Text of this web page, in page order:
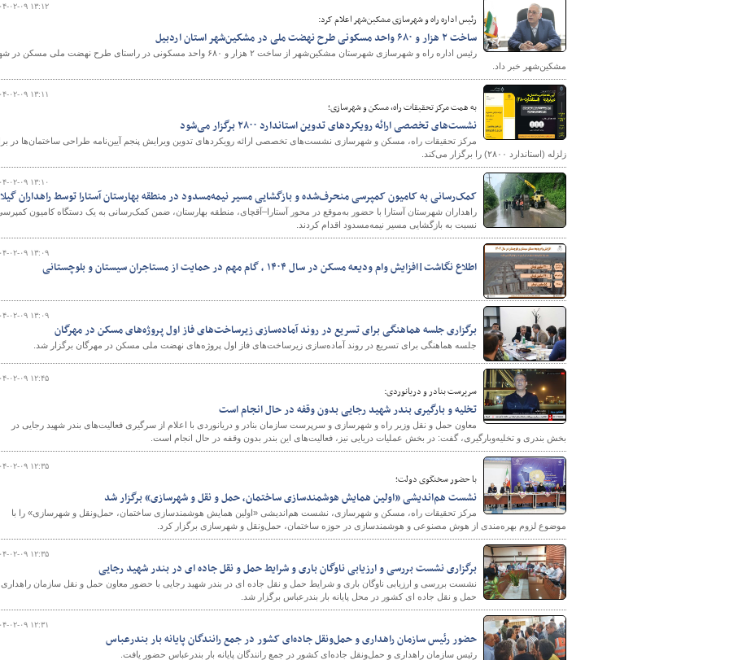
پایگاه خبری وزارت راه و
۱۴۰۴-۰۲-۰۹
رئیس اداره راه و شهرسازی مشکین‌شهر اعلام کرد:
ساخت ۲ هزار و ۶۸۰ واحد مسکونی طرح نهضت ملی در مشکین‌شهر استان اردبیل
رئیس اداره راه و شهرسازی شهرستان مشکین‌شهر از ساخت ۲ هزار و ۶۸۰ واحد مسکونی در راستای طرح نهضت ملی مسکن در
مشکین‌شهر خبر داد.
۱۴۰۴-۰۲-۰۹
به همت مرکز تحقیقات راه، مسکن و شهرسازی؛
نشست‌های تخصصی ارائه رویکردهای تدوین استاندارد ۲۸۰۰ برگزار می‌شود
مرکز تحقیقات راه، مسکن و شهرسازی نشست‌های تخصصی ارائه رویکردهای تدوین ویرایش پنجم آیین‌نامه طراحی ساختمان‌ها در
زلزله (استاندارد ۲۸۰۰) را برگزار می‌کند.
۱۴۰۴-۰۲-۰۹
کمک‌رسانی به کامیون کمپرسی منحرف‌شده و بازگشایی مسیر نیمه‌مسدود در منطقه بهارستان آستارا توسط راهداران
راهداران شهرستان آستارا با حضور به‌موقع در محور آستارا–آقچای، منطقه بهارستان، ضمن کمک‌رسانی به یک دستگاه کامیون
نسبت به بازگشایی مسیر نیمه‌مسدود اقدام کردند.
۱۴۰۴-۰۲-۰۹
اطلاع نگاشت|افزایش وام ودیعه مسکن در سال ۱۴۰۴ ، گام مهم در حمایت از مستاجران سیستان و بلوچستانی
۱۴۰۴-۰۲-۰۹
برگزاری جلسه هماهنگی برای تسریع در روند آماده‌سازی زیرساخت‌های فاز اول پروژه‌های مسکن در مهرگان
جلسه هماهنگی برای تسریع در روند آماده‌سازی زیرساخت‌های فاز اول پروژه‌های نهضت ملی مسکن در مهرگان برگزار شد.
۱۴۰۴-۰۲-۰۹
سرپرست بنادر و دریانوردی:
تخلیه و بارگیری بندر شهید رجایی بدون وقفه در حال انجام است
معاون حمل و نقل وزیر راه و شهرسازی و سرپرست سازمان بنادر و دریانوردی با اعلام از سرگیری فعالیت‌های بندر شهید رجایی در
بخش بندری و تخلیه‌وبارگیری، گفت: در بخش عملیات دریایی نیز، فعالیت‌های این بندر بدون وقفه در حال انجام است.
۱۴۰۴-۰۲-۰۹
با حضور سخنگوی دولت؛
نشست هم‌اندیشی «اولین همایش هوشمندسازی ساختمان، حمل و نقل و شهرسازی» برگزار شد
مرکز تحقیقات راه، مسکن و شهرسازی، نشست هم‌اندیشی «اولین همایش هوشمندسازی ساختمان، حمل‌ونقل و شهرسازی» را با
موضوع لزوم بهره‌مندی از هوش مصنوعی و هوشمندسازی در حوزه‌ ساختمان، حمل‌ونقل و شهرسازی برگزار کرد.
۱۴۰۴-۰۲-۰۹
برگزاری نشست بررسی و ارزیابی ناوگان باری و شرایط حمل و نقل جاده ای در بندر شهید رجایی
نشست بررسی و ارزیابی ناوگان باری و شرایط حمل و نقل جاده ای در بندر شهید رجایی با حضور معاون حمل و نقل سازمان راهداری
حمل و نقل جاده ای کشور در محل پایانه بار بندرعباس برگزار شد.
۱۴۰۴-۰۲-۰۹
حضور رئیس سازمان راهداری و حمل‌ونقل جاده‌ای کشور در جمع رانندگان پایانه بار بندرعباس
رئیس سازمان راهداری و حمل‌ونقل جاده‌ای کشور در جمع رانندگان پایانه بار بندرعباس حضور یافت.